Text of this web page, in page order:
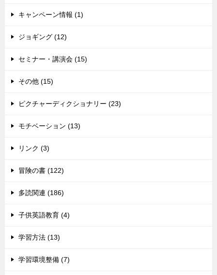
キャンペーン情報 (1)
ジョギング (12)
セミナー・講演会 (15)
その他 (15)
ピクチャーディクショナリー (23)
モチベーション (13)
リンク (3)
冒険の書 (122)
多読関連 (186)
子供英語教育 (4)
学習方法 (13)
学習環境整備 (7)